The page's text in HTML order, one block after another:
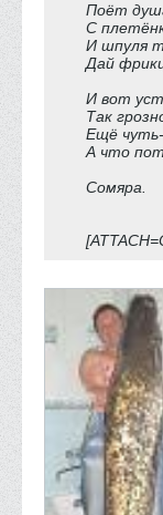
Поёт
С
И шпуля
Дай
И вот
Так
Ещё чуть-
А что
Сомяра.